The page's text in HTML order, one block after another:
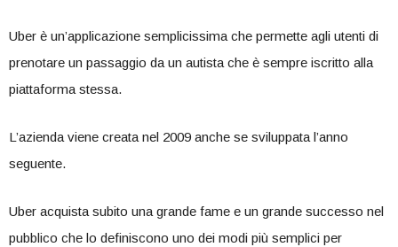
Uber è un’applicazione semplicissima che permette agli utenti di
prenotare un passaggio da un autista che è sempre iscritto alla
piattaforma stessa.
L’azienda viene creata nel 2009 anche se sviluppata l’anno
seguente.
Uber acquista subito una grande fame e un grande successo nel
pubblico che lo definiscono uno dei modi più semplici per